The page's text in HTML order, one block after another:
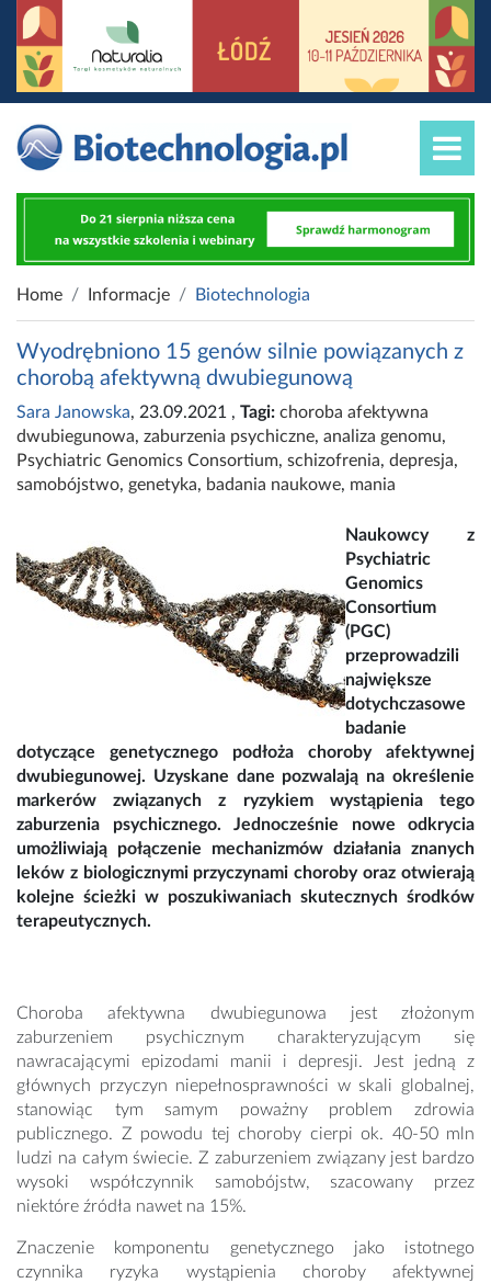
Home Informacje Biotechnologia
Wyodrębniono 15 genów silnie powiązanych z
chorobą afektywną dwubiegunową
Sara Janowska, 23.09.2021 , Tagi: choroba afektywna
dwubiegunowa, zaburzenia psychiczne, analiza genomu,
Psychiatric Genomics Consortium, schizofrenia, depresja,
samobójstwo, genetyka, badania naukowe, mania
Naukowcy z
Psychiatric
Genomics
Consortium
(PGC)
przeprowadzili
największe
dotychczasowe
badanie
dotyczące genetycznego podłoża choroby afektywnej
dwubiegunowej. Uzyskane dane pozwalają na określenie
markerów związanych z ryzykiem wystąpienia tego
zaburzenia psychicznego. Jednocześnie nowe odkrycia
umożliwiają połączenie mechanizmów działania znanych
leków z biologicznymi przyczynami choroby oraz otwierają
kolejne ścieżki w poszukiwaniach skutecznych środków
terapeutycznych.
Choroba afektywna dwubiegunowa jest złożonym
zaburzeniem psychicznym charakteryzującym się
nawracającymi epizodami manii i depresji. Jest jedną z
głównych przyczyn niepełnosprawności w skali globalnej,
stanowiąc tym samym poważny problem zdrowia
publicznego. Z powodu tej choroby cierpi ok. 40-50 mln
ludzi na całym świecie. Z zaburzeniem związany jest bardzo
wysoki współczynnik samobójstw, szacowany przez
niektóre źródła nawet na 15%.
Znaczenie komponentu genetycznego jako istotnego
czynnika ryzyka wystąpienia choroby afektywnej